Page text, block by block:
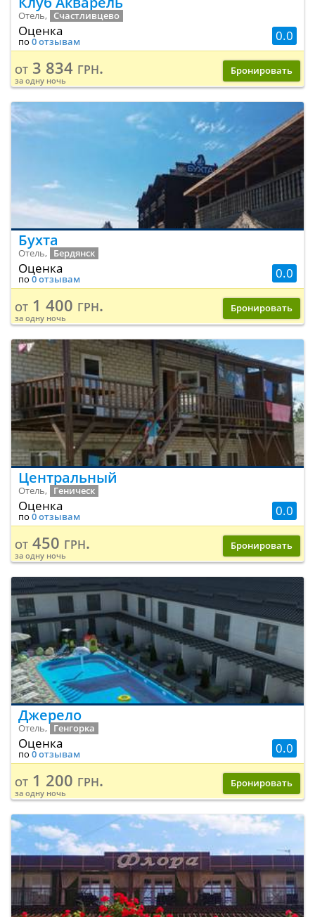
Отель, Счастливцево
0.0
Оценка
по 0 отзывам
от 3 834 грн.
за одну ночь
Бронировать
Бухта
Отель, Бердянск
0.0
Оценка
по 0 отзывам
от 1 400 грн.
за одну ночь
Бронировать
Центральный
Отель, Геническ
0.0
Оценка
по 0 отзывам
от 450 грн.
за одну ночь
Бронировать
Джерело
Отель, Генгорка
0.0
Оценка
по 0 отзывам
от 1 200 грн.
за одну ночь
Бронировать